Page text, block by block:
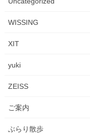
WISSING
XIT
yuki
ZEISS
ご案内
ぶらり散歩